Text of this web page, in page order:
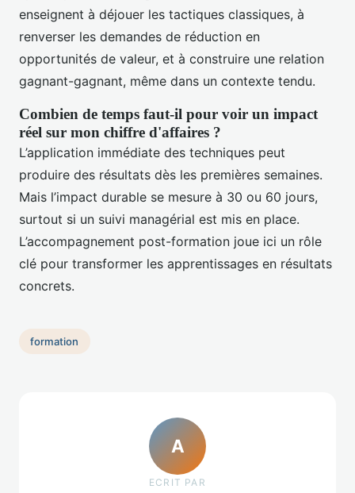
enseignent à déjouer les tactiques classiques, à
renverser les demandes de réduction en
opportunités de valeur, et à construire une relation
gagnant-gagnant, même dans un contexte tendu.
Combien de temps faut-il pour voir un impact
réel sur mon chiffre d'affaires ?
L’application immédiate des techniques peut
produire des résultats dès les premières semaines.
Mais l’impact durable se mesure à 30 ou 60 jours,
surtout si un suivi managérial est mis en place.
L’accompagnement post-formation joue ici un rôle
clé pour transformer les apprentissages en résultats
concrets.
formation
A
ECRIT PAR